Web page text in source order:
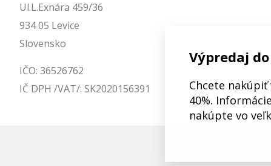
Ul.L.Exnára 459/36
934 05 Levice
Slovensko
IČO: 36526762
IČ DPH /VAT/: SK2020156391
Výpredaj
Chcete nakúpiť
40%.
nakúpte vo